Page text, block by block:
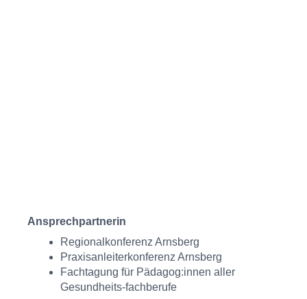
Ansprechpartnerin
Regionalkonferenz Arnsberg
Praxisanleiterkonferenz Arnsberg
Fachtagung für Pädagog:innen aller
Gesundheits-fachberufe